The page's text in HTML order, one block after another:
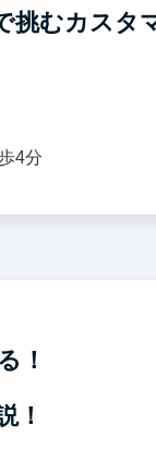
挑むカスタ
4分
！
！